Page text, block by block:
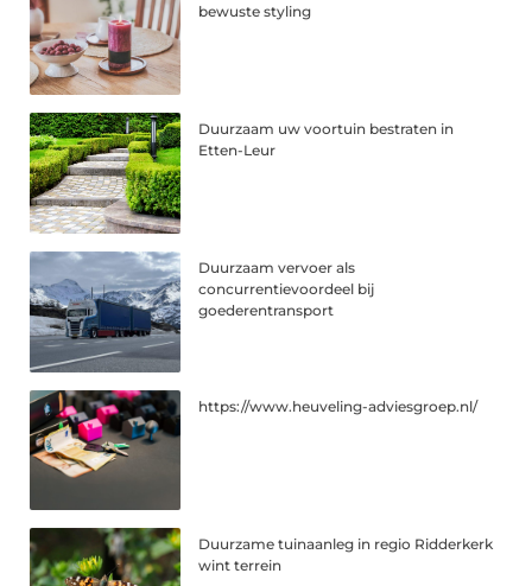
bewuste styling
Duurzaam uw voortuin bestraten in
Etten-Leur
Duurzaam vervoer als
concurrentievoordeel bij
goederentransport
https://www.heuveling-adviesgroep.nl/
Duurzame tuinaanleg in regio Ridderkerk
wint terrein